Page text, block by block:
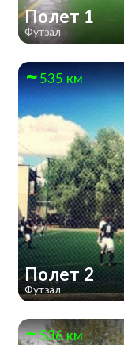
Полет 1
Футзал
535 км
Полет 2
Футзал
536 км